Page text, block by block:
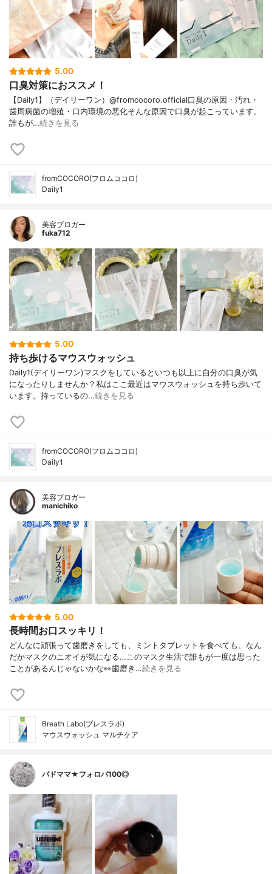
5.00
口臭対策におススメ！
【Daily1】（デイリーワン）@fromcocoro.official口臭の原因・汚れ・
歯周病菌の増殖・口内環境の悪化そんな原因で口臭が起こっています。
誰もが…続きを見る
fromCOCORO(フロムココロ)
Daily1
美容ブロガー
fuka712
5.00
持ち歩けるマウスウォッシュ
Daily1(デイリーワン)⁡マスクをしているといつも以上に自分の口臭が気
になったりしませんか？⁡私はここ最近はマウスウォッシュを持ち歩いて
います。持っているの…続きを見る
fromCOCORO(フロムココロ)
Daily1
美容ブロガー
manichiko
5.00
長時間お口スッキリ！
どんなに頑張って歯磨きをしても、ミントタブレットを食べても、なん
だかマスクのニオイが気になる…このマスク生活で誰もが一度は思った
ことがあるんじゃないかな👀歯磨き…続きを見る
Breath Labo(ブレスラボ)
マウスウォッシュ マルチケア
バドママ★フォロバ100◎